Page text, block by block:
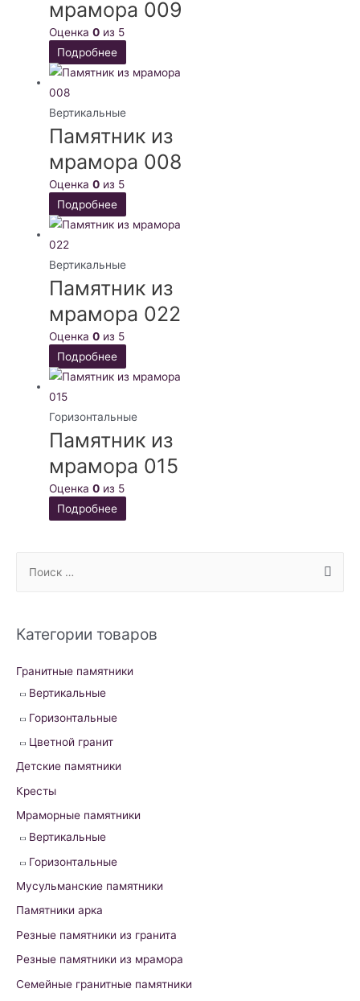
мрамора 009
Оценка0 из 5
Подробнее
Вертикальные
Памятник из
мрамора 008
Оценка0 из 5
Подробнее
Вертикальные
Памятник из
мрамора 022
Оценка0 из 5
Подробнее
Горизонтальные
Памятник из
мрамора 015
Оценка0 из 5
Подробнее
r
h
Категории товаров
Гранитные памятники
Вертикальные
Горизонтальные
Цветной гранит
Детские памятники
Кресты
Мраморные памятники
Вертикальные
Горизонтальные
Мусульманские памятники
Памятники арка
Резные памятники из гранита
Резные памятники из мрамора
Семейные гранитные памятники